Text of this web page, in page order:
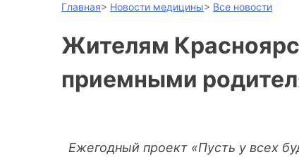
Главная> Новости медицины> Все новости
Жителям
приемными
Ежегодный проект «Пусть у всех